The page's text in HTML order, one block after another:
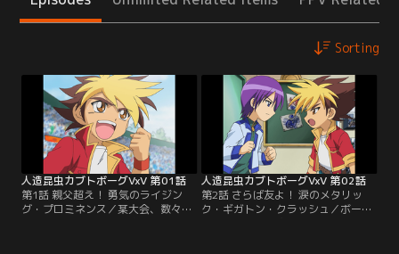
Sorting
人造昆虫カブトボーグVxV 第01話
第1話 親父超え！ 勇気のライジン
グ・プロミネンス／某大会、数々の
人造昆虫カブトボーグVxV 第02話
第2話 さらば友よ！ 涙のメタリッ
ク・ギガトン・クラッシュ／ボーガ